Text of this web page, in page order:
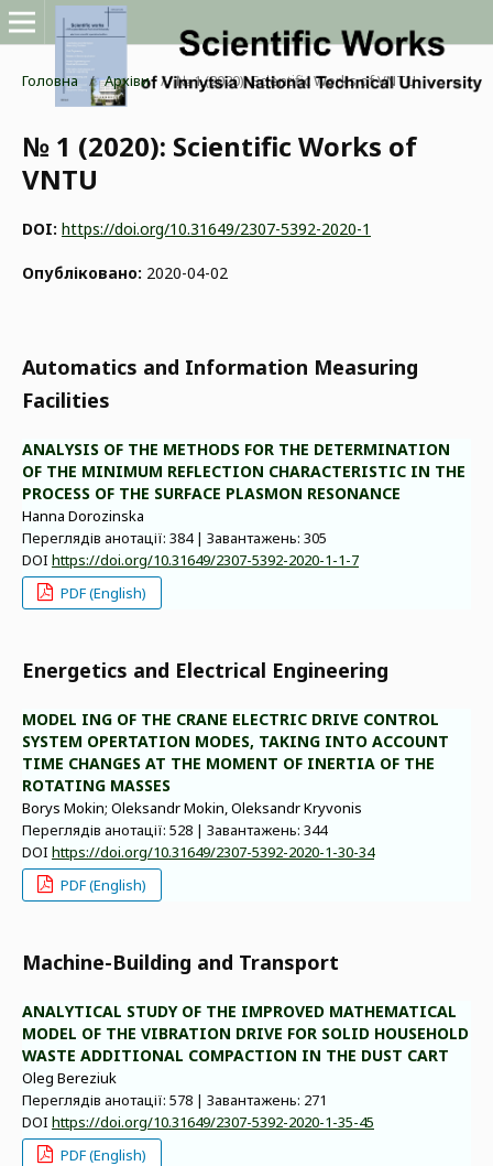
Головна / Архіви / № 1 (2020): Scientific Works of VNTU
№ 1 (2020): Scientific Works of
VNTU
DOI: https://doi.org/10.31649/2307-5392-2020-1
Опубліковано: 2020-04-02
Automatics and Information Measuring
Facilities
ANALYSIS OF THE METHODS FOR THE DETERMINATION
OF THE MINIMUM REFLECTION CHARACTERISTIC IN THE
PROCESS OF THE SURFACE PLASMON RESONANCE
Hanna Dorozinska
Переглядів анотації: 384 | Завантажень: 305
DOI https://doi.org/10.31649/2307-5392-2020-1-1-7
PDF (English)
Energetics and Electrical Engineering
MODEL ING OF THE CRANE ELECTRIC DRIVE CONTROL
SYSTEM OPERTATION MODES, TAKING INTO ACCOUNT
TIME CHANGES AT THE MOMENT OF INERTIA OF THE
ROTATING MASSES
Borys Mokin; Oleksandr Mokin, Oleksandr Kryvonis
Переглядів анотації: 528 | Завантажень: 344
DOI https://doi.org/10.31649/2307-5392-2020-1-30-34
PDF (English)
Machine-Building and Transport
ANALYTICAL STUDY OF THE IMPROVED MATHEMATICAL
MODEL OF THE VIBRATION DRIVE FOR SOLID HOUSEHOLD
WASTE ADDITIONAL COMPACTION IN THE DUST CART
Oleg Bereziuk
Переглядів анотації: 578 | Завантажень: 271
DOI https://doi.org/10.31649/2307-5392-2020-1-35-45
PDF (English)